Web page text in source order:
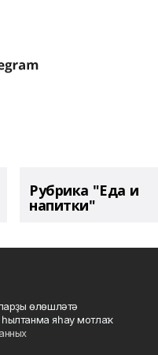
Рубрика "Еда и
напитки"
өлөшләтә
яһау мотлаҡ.